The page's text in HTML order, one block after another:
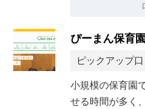
ぴーまん保育
ピックアップ口
小規模の保育園
せる時間が多く